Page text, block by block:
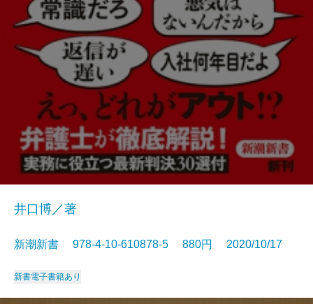
井口博／著
新潮新書 978-4-10-610878-5 880円 2020/10/17
新書電子書籍あり